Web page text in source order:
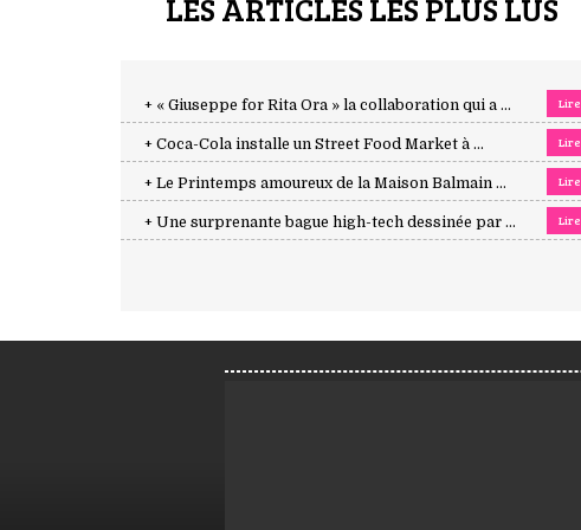
LES ARTICLES LES PLUS LUS
+ « Giuseppe for Rita Ora » la collaboration qui a ... Lire
+ Coca-Cola installe un Street Food Market à ... Lire
+ Le Printemps amoureux de la Maison Balmain ... Lire
+ Une surprenante bague high-tech dessinée par ... Lire